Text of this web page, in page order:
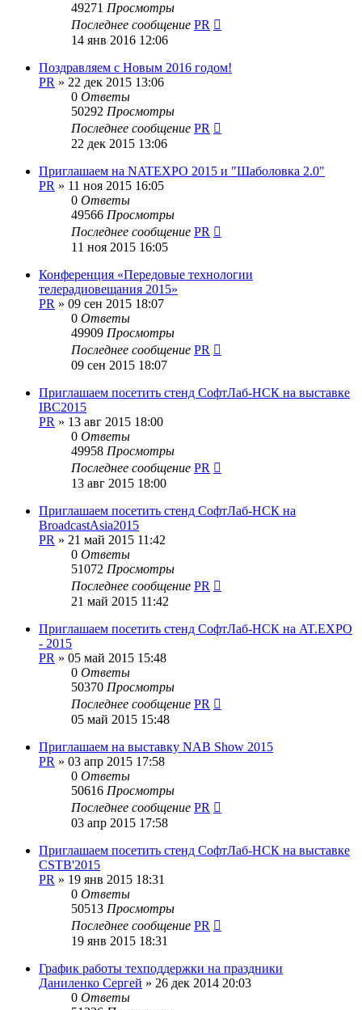
49271 Просмотры
Последнее сообщение PR
14 янв 2016 12:06
Поздравляем с Новым 2016 годом!
PR » 22 дек 2015 13:06
0 Ответы
50292 Просмотры
Последнее сообщение PR
22 дек 2015 13:06
Приглашаем на NATEXPO 2015 и "Шаболовка 2.0"
PR » 11 ноя 2015 16:05
0 Ответы
49566 Просмотры
Последнее сообщение PR
11 ноя 2015 16:05
Конференция «Передовые технологии
телерадиовещания 2015»
PR » 09 сен 2015 18:07
0 Ответы
49909 Просмотры
Последнее сообщение PR
09 сен 2015 18:07
Приглашаем посетить стенд СофтЛаб-НСК на выставке
IBC2015
PR » 13 авг 2015 18:00
0 Ответы
49958 Просмотры
Последнее сообщение PR
13 авг 2015 18:00
Приглашаем посетить стенд СофтЛаб-НСК на
BroadcastAsia2015
PR » 21 май 2015 11:42
0 Ответы
51072 Просмотры
Последнее сообщение PR
21 май 2015 11:42
Приглашаем посетить стенд СофтЛаб-НСК на AT.EXPO
- 2015
PR » 05 май 2015 15:48
0 Ответы
50370 Просмотры
Последнее сообщение PR
05 май 2015 15:48
Приглашаем на выставку NAB Show 2015
PR » 03 апр 2015 17:58
0 Ответы
50616 Просмотры
Последнее сообщение PR
03 апр 2015 17:58
Приглашаем посетить стенд СофтЛаб-НСК на выставке
CSTB'2015
PR » 19 янв 2015 18:31
0 Ответы
50513 Просмотры
Последнее сообщение PR
19 янв 2015 18:31
График работы техподдержки на праздники
Даниленко Сергей » 26 дек 2014 20:03
0 Ответы